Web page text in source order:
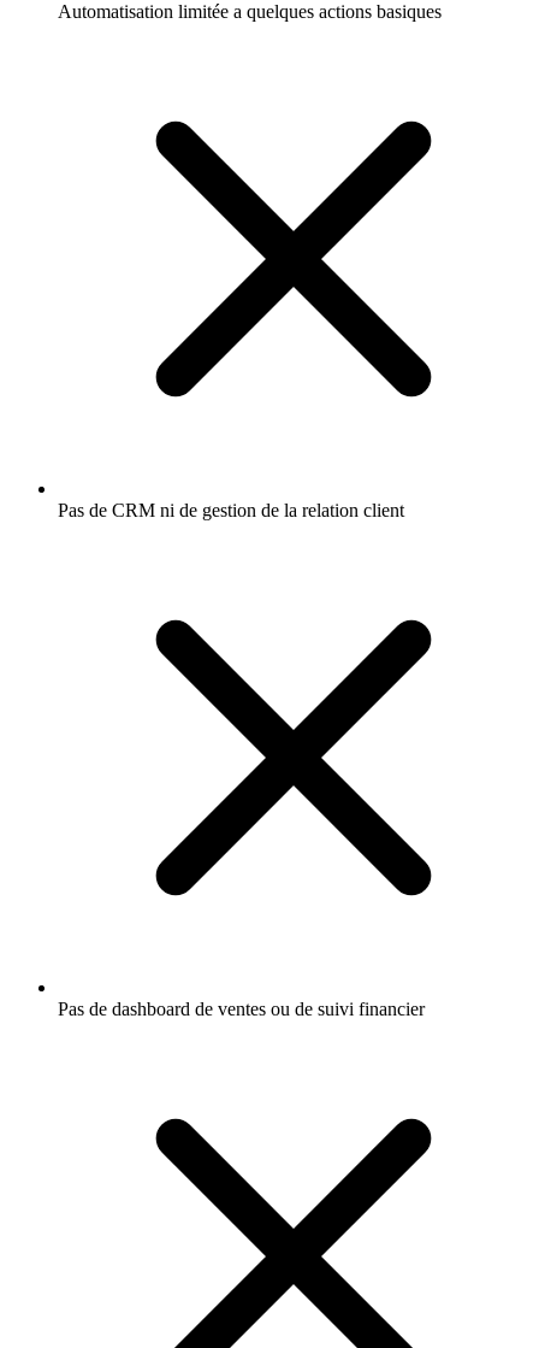
Automatisation limitée a quelques actions basiques
Pas de CRM ni de gestion de la relation client
Pas de dashboard de ventes ou de suivi financier